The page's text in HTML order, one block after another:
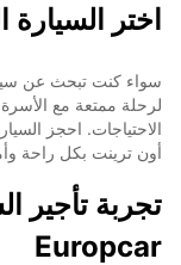
اختر
سواء كنت تبحث عن
الاحتياجات. احجز
أون ترينت بكل راحة
تجربة تأجير
Europcar